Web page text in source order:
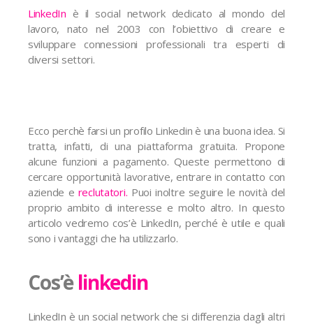
LinkedIn è il social network dedicato al mondo del
lavoro, nato nel 2003 con l’obiettivo di creare e
sviluppare connessioni professionali tra esperti di
diversi settori.
Ecco perchè farsi un profilo Linkedin è una buona idea. Si
tratta, infatti, di una piattaforma gratuita. Propone
alcune funzioni a pagamento. Queste permettono di
cercare opportunità lavorative, entrare in contatto con
aziende e reclutatori. Puoi inoltre seguire le novità del
proprio ambito di interesse e molto altro. In questo
articolo vedremo cos’è LinkedIn, perché è utile e quali
sono i vantaggi che ha utilizzarlo.
Cos’èlinkedin
LinkedIn è un social network che si differenzia dagli altri